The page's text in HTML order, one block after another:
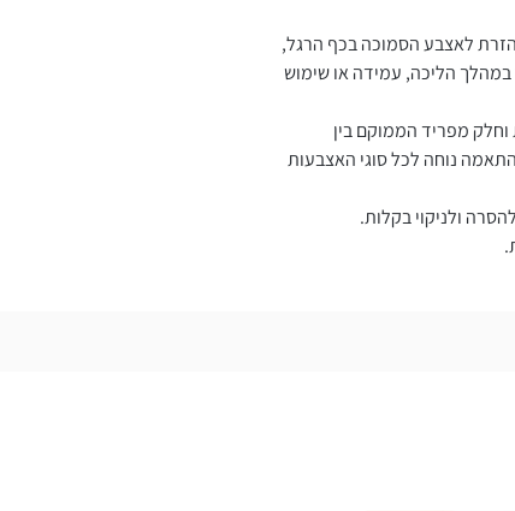
הזרת לאצבע הסמוכה בכף הרגל,
במהלך הליכה, עמידה או שימוש
וחלק מפריד הממוקם בין
נוחה לכל סוגי האצבעות
ולניקוי בקלות.